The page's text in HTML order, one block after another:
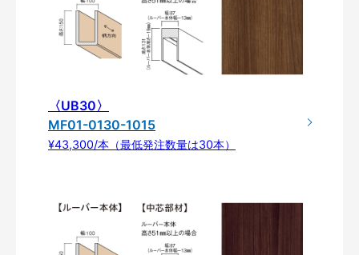
〈UB30〉
MF01-0130-1015
¥43,300/本（最低発注数量は30本）